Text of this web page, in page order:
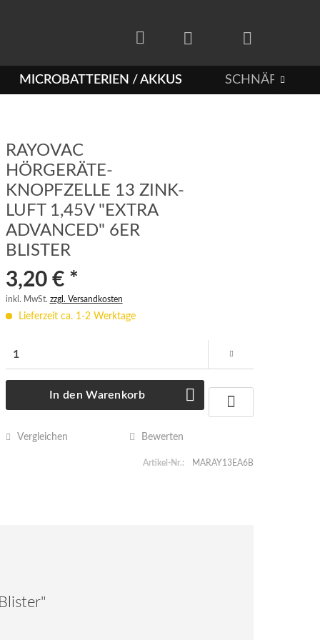
MICROBATTERIEN / AKKUS 
RAYOVAC
HÖRGERÄTE-
KNOPFZELLE 13 ZINK-
LUFT 1,45V "EXTRA
ADVANCED" 6ER
BLISTER
3,20 € *
inkl. MwSt. zzgl. Versandkosten
Lieferzeit ca. 1-2 Werktage
In den Warenkorb
Vergleichen Bewerten
Artikel-Nr.: MARAY13EA6B